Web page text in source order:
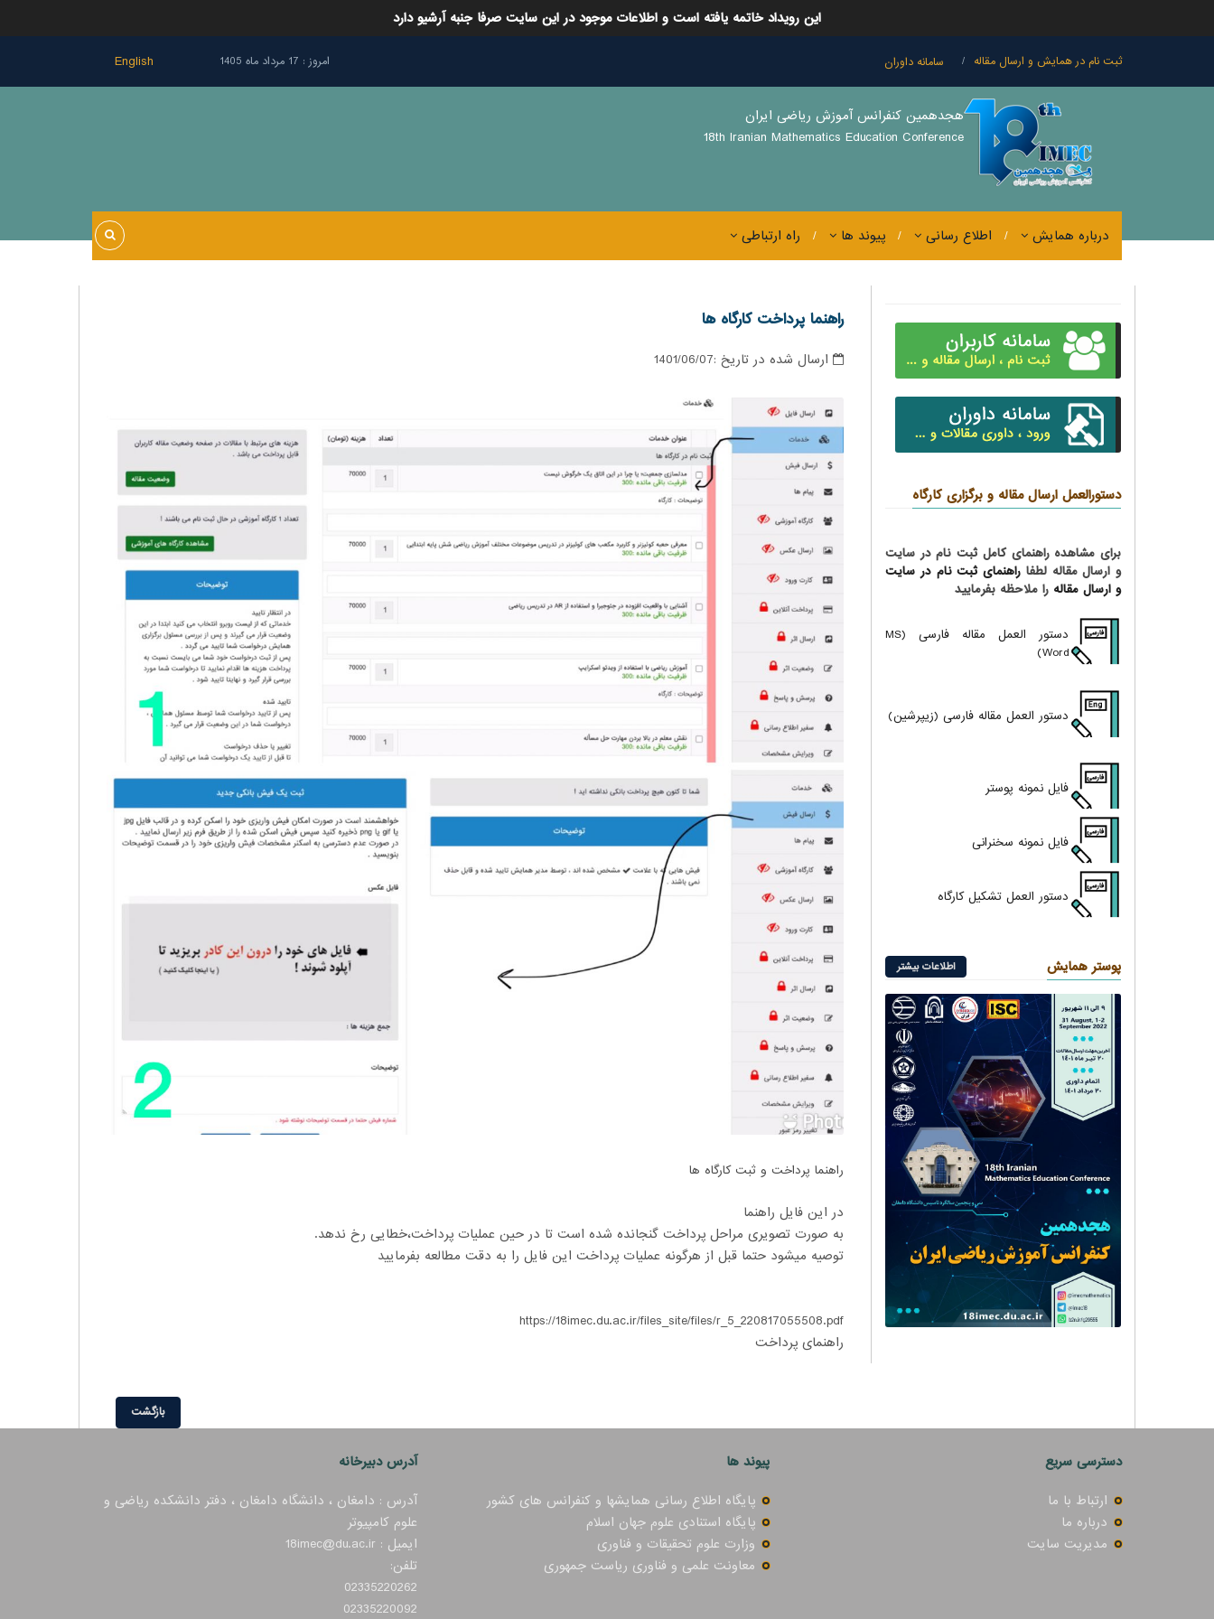
این رویداد خاتمه یافته است و اطلاعات موجود در این سایت صرفا جنبه آرشیو دارد
ثبت نام در همایش و ارسال مقاله سامانه داوران امروز : 17 مرداد ماه 1405 English
هجدهمین کنفرانس آموزش ریاضی ایران
18th Iranian Mathematics Education Conference
درباره همایش اطلاع رسانی پيوند ها راه ارتباطی
راهنما پرداخت کارگاه ها
ارسال شده در تاریخ :1401/06/07
راهنما پرداخت و ثبت کارگاه ها
در این فایل راهنما
به صورت تصویری مراحل پرداخت گنجانده شده است تا در حین عملیات پرداخت،خطایی رخ ندهد.
توصیه میشود حتما قبل از هرگونه عملیات پرداخت این فایل را به دقت مطالعه بفرمایید
https://18imec.du.ac.ir/files_site/files/r_5_220817055508.pdf
راهنمای پرداخت
بازگشت
دستورالعمل ارسال مقاله و برگزاری کارگاه
برای مشاهده راهنمای کامل ثبت نام در سایت
و ارسال مقاله لطفا راهنمای ثبت نام در سایت
و ارسال مقاله را ملاحظه بفرمایید
دستور العمل مقاله فارسی (MS
Word)
دستور العمل مقاله فارسی (زیپرشین)
فایل نمونه پوستر
فایل نمونه سخنرانی
دستور العمل تشکیل کارگاه
پوستر همایش اطلاعات بیشتر
دسترسی سریع
ارتباط با ما
درباره ما
مدیریت سایت
پیوند ها
پایگاه اطلاع رسانی همایشها و کنفرانس های کشور
پایگاه استنادی علوم جهان اسلام
وزارت علوم تحقیقات و فناوری
معاونت علمی و فناوری ریاست جمهوری
آدرس دبیرخانه
آدرس : دامغان ، دانشگاه دامغان ، دفتر دانشکده ریاضی و
علوم کامپیوتر
ایمیل : 18imec@du.ac.ir
تلفن:
02335220262
02335220092